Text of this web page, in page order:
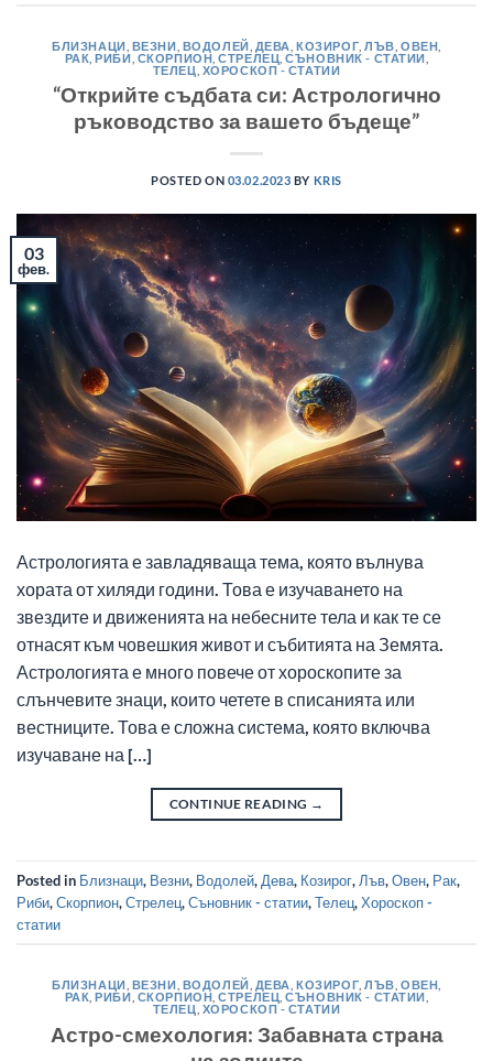
БЛИЗНАЦИ ВЕЗНИ ВОДОЛЕЙ ДЕВА ,КОЗИРОГ ,ЛЪВ ОВЕН
РАК ,РИБИ СКОРПИОН ,СТРЕЛЕЦ ,СЪНОВНИК - СТАТИИ
ТЕЛЕЦ ХОРОСКОП - СТАТИИ
“Открийте съдбата си: Астрологично
ръководство за вашето бъдеще”
POSTED ON 03.02.2023 BY KRIS
03
фев.
Астрологията е завладяваща тема, която вълнува
хората от хиляди години. Това е изучаването на
звездите и движенията на небесните тела и как те се
отнасят към човешкия живот и събитията на Земята.
Астрологията е много повече от хороскопите за
слънчевите знаци, които четете в списанията или
вестниците. Това е сложна система, която включва
изучаване на […]
CONTINUE READING →
Posted in Близнаци, Везни, Водолей, Дева, Козирог, Лъв,Овен, Рак,
Риби,Скорпион,Стрелец,Съновник - статии,Телец,Хороскоп -
статии
БЛИЗНАЦИ ВЕЗНИ ВОДОЛЕЙ ДЕВА ,КОЗИРОГ ,ЛЪВ ОВЕН
РАК ,РИБИ СКОРПИОН ,СТРЕЛЕЦ ,СЪНОВНИК - СТАТИИ
ТЕЛЕЦ ХОРОСКОП - СТАТИИ
Астро-смехология: Забавната страна